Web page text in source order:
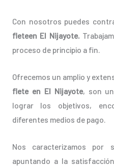
Con nosotros puedes
fleteen El Nijayote.
proceso de principio a fin.
Ofrecemos un amplio y
flete en El Nijayote, son
lograr los objetivos,
diferentes medios de pago.
Nos caracterizamos por
apuntando a la